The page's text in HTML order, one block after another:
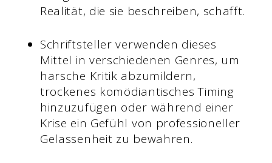
Realität, die sie beschreiben, schafft.
Schriftsteller verwenden dieses
Mittel in verschiedenen Genres, um
harsche Kritik abzumildern,
trockenes komödiantisches Timing
hinzuzufügen oder während einer
Krise ein Gefühl von professioneller
Gelassenheit zu bewahren.